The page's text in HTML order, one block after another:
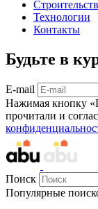
Технологии
Контакты
Будьте в
E-mail
Нажимая кнопку
прочитали и
Поиск
Популярные